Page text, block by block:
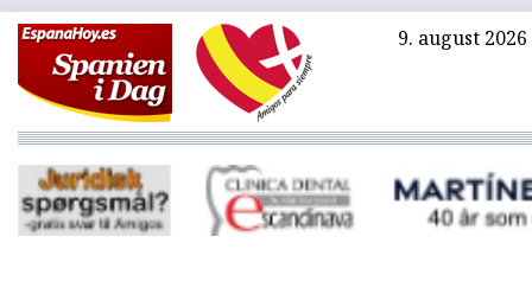
9. august 2026